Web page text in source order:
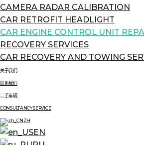
CAMERA RADAR CALIBRATION
CAR RETROFIT HEADLIGHT
CAR ENGINE CONTROL UNIT
RECOVERY SERVICES
CAR RECOVERY AND TOWING
关于我们
联系我们
二手车辆
CONSULTANCY SERVICE
ZH
EN